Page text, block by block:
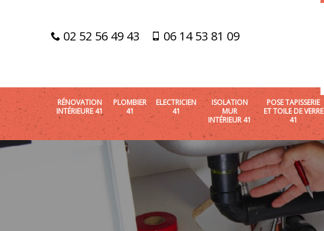
02 52 56 49 43 06 14 53 81 09
RÉNOVATION
INTÉRIEURE 41
PLOMBIER
41
ELECTRICIEN
41
ISOLATION
MUR
INTÉRIEUR 41
POSE TAPISSERIE
ET TOILE DE VERRE
41